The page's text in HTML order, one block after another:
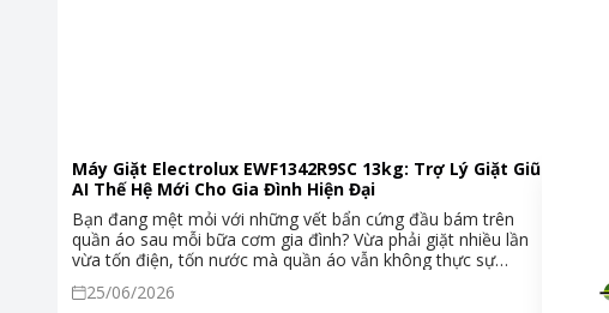
Máy Giặt Electrolux EWF1342R9SC 13kg: Trợ Lý Giặt Giũ
AI Thế Hệ Mới Cho Gia Đình Hiện Đại
Bạn đang mệt mỏi với những vết bẩn cứng đầu bám trên
quần áo sau mỗi bữa cơm gia đình? Vừa phải giặt nhiều lần
vừa tốn điện, tốn nước mà quần áo vẫn không thực sự
sạch? Máy giặt Electrolux EWF1342R9SC 13kg ra đời năm
2025 chính là câu trả lời cho những nỗi lo đó — với trí tuệ
25/06/2026